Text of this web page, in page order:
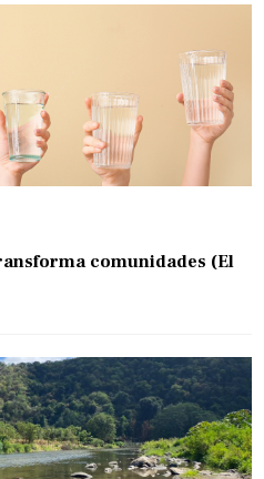
comunidades (El